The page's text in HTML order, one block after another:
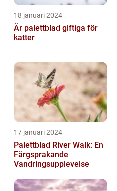
18 januari 2024
Är palettblad giftiga för
katter
17 januari 2024
Palettblad River Walk: En
Färgsprakande
Vandringsupplevelse